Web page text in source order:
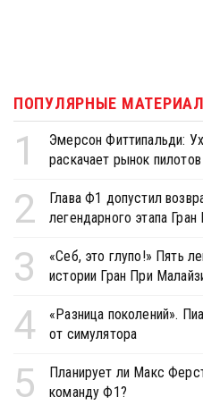
ПОПУЛЯРНЫЕ
1
Эмерсон Фиттипальди:
раскачает рынок пилотов
2
Глава Ф1 допустил
легендарного этапа Гран
3
«Себ, это глупо!» Пять
истории Гран При
4
«Разница поколений».
от симулятора
5
Планирует ли Макс
команду Ф1?